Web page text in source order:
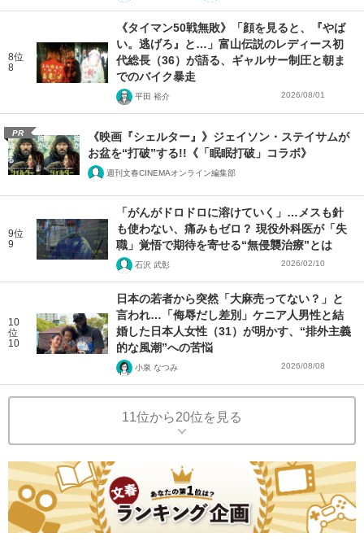
8位
8
《タイマン50戦無敗》「顔を見ると、『やば
い。逃げろ』と…」富山伝説のレディース初
代総長（36）が語る、ギャルサー制圧と朝ま
でのバイク暴走
平田 裕介 2026/08/01
PR
《映画『シェルター』》ジェイソン・ステイサムが
お盆を“打破”する!!《「眠眠打破」コラボ》
週刊文春CINEMAオンライン編集部
9位
9
「がんがドロドロに溶けていく」…メスも針
も使わない、痛みもゼロ？ 現役外科医が「失
職」覚悟で期待を寄せる“無侵襲治療”とは
石沢 武彰 2026/02/10
10
位
10
日本の若者から突然「大麻売ってない？」と
言われ…「侮辱だし差別」ケニア人男性と結
婚した日本人女性（31）が明かす、“排外主義
的な風潮”への苦悩
小泉 なつみ 2026/08/08
11位から20位を見る